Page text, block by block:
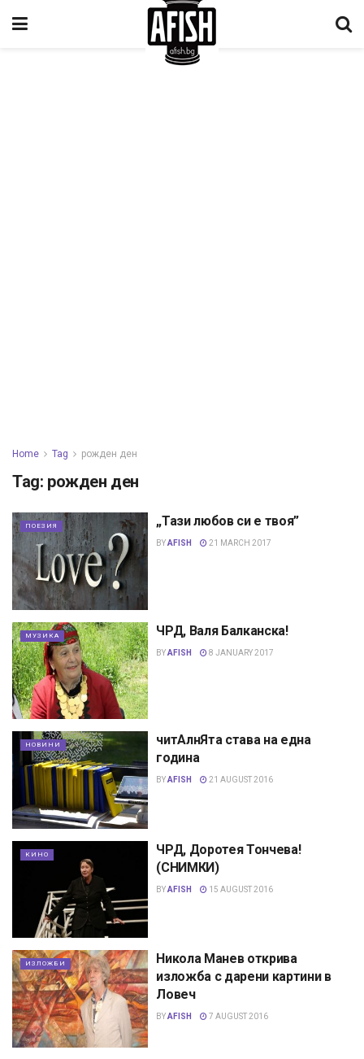
Home Tag рожден ден
Tag: рожден ден
ПОЕЗИЯ „Тази любов си е твоя”
BYAFISH 21 MARCH 2017
МУЗИКА ЧРД, Валя Балканска!
BYAFISH 8 JANUARY 2017
НОВИНИ
читАлнЯта става на една
година
BYAFISH 21 AUGUST 2016
КИНО
ЧРД, Доротея Тончева!
(СНИМКИ)
BYAFISH 15 AUGUST 2016
ИЗЛОЖБИ
Никола Манев открива
изложба с дарени картини в
Ловеч
BYAFISH 7 AUGUST 2016